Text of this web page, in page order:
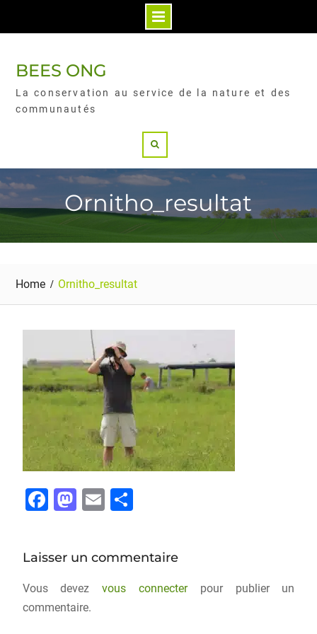
BEES ONG
La conservation au service de la nature et des
communautés
Ornitho_resultat
Home Ornitho_resultat
F
e
b
o
M
o
d
o
E
l
P
g
er
Laisser un commentaire
Vous devezvous connecterpour publier un
commentaire.